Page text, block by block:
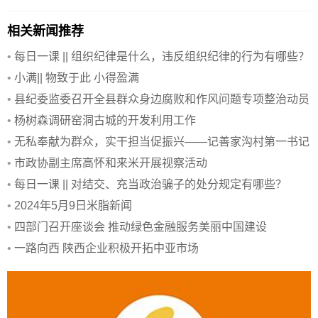
相关新闻推荐
• 每日一课 || 组织纪律是什么，违反组织纪律的行为有哪些？
• 小满|| 物致于此 小得盈满
• 县纪委监委召开全县群众身边腐败和作风问题专项整治动员
部署会
• 杨树森调研窑洞古城的开发利用工作
• 无私奉献为群众，实干担当促振兴——记善家沟村第一书记
申爱红
• 市政协副主席高怀和来米开展视察活动
• 每日一课 || 对结交、充当政治骗子的处分规定有哪些？
• 2024年5月9日米脂新闻
• 四部门召开座谈会 推动绿色金融服务美丽中国建设
• 一路向西 陕西企业积极开拓中亚市场